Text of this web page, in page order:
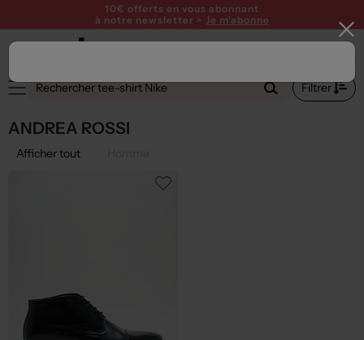
10€ offerts en vous abonnant
à notre newsletter > Je m'abonne
Filtrer
ANDREA ROSSI
Afficher tout